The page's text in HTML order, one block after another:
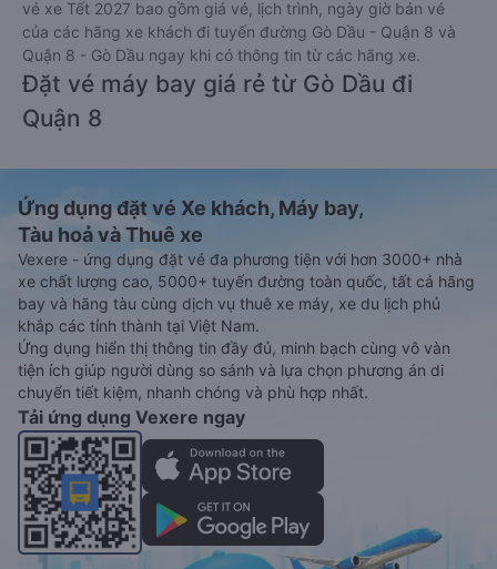
vé xe Tết 2027 bao gồm giá vé, lịch trình, ngày giờ bán vé
của các hãng xe khách đi tuyến đường Gò Dầu - Quận 8 và
Quận 8 - Gò Dầu ngay khi có thông tin từ các hãng xe.
Đặt vé máy bay giá rẻ từ Gò Dầu đi
Quận 8
Ứng dụng đặt vé Xe khách, Máy bay,
Tàu hoả và Thuê xe
Vexere - ứng dụng đặt vé đa phương tiện với hơn 3000+ nhà
xe chất lượng cao, 5000+ tuyến đường toàn quốc, tất cả hãng
bay và hãng tàu cùng dịch vụ thuê xe máy, xe du lịch phủ
khắp các tỉnh thành tại Việt Nam.
Ứng dụng hiển thị thông tin đầy đủ, minh bạch cùng vô vàn
tiện ích giúp người dùng so sánh và lựa chọn phương án di
chuyển tiết kiệm, nhanh chóng và phù hợp nhất.
Tải ứng dụng Vexere ngay